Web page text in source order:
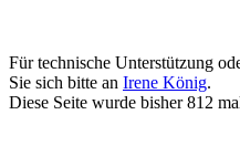
Für technische Unterstützung
Sie sich bitte an Irene König.
Diese Seite wurde bisher812